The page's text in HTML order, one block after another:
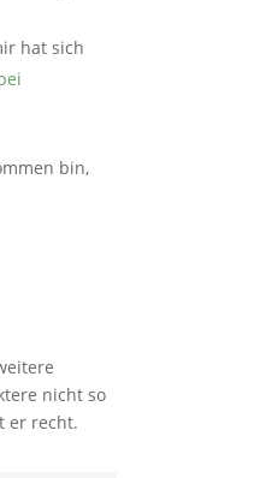
hat sich
bin,
nicht so
er recht.